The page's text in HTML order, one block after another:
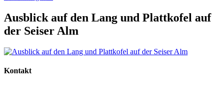
Ausblick auf den Lang und Plattkofel auf
der Seiser Alm
Kontakt